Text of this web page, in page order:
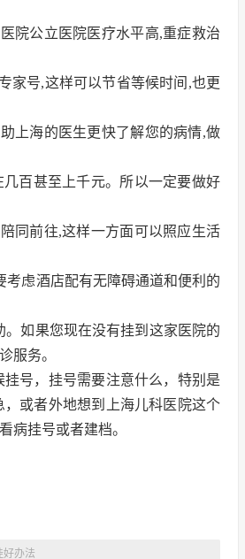
院公立医院医疗水平高,重症救治
家号,这样可以节省等候时间,也更
上海的医生更快了解您的病情,做
百甚至上千元。所以一定要做好
同前往,这样一方面可以照应生活
考虑酒店配有无障碍通道和便利的
如果您现在没有挂到这家医院的
服务。
号，挂号需要注意什么，特别是
或者外地想到上海儿科医院这个
病挂号或者建档。
好办法